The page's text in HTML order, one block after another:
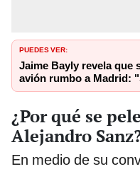
PUEDES VER:
Jaime Bayly revela que
avión rumbo a Madrid:
¿Por qué se
Alejandro
En medio de su